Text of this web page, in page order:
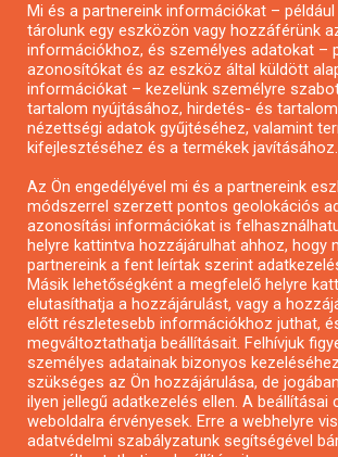
Pályázatírás civil szervezeteknek
Pályázatírás önkormányzatoknak
Pályázatfigyelés
Specifikus pályázatfigyelés vagy hírlevél
Pályázatok magánszemélyeknek
Pályázatok civil szervezeteknek
Pályázatok vállalkozásoknak
Önkormányzati pályázatok
Mezőgazdasági pályázatok
Falusi turizmus pályázatok
Napelem pályázatok
GINOP pályázatok
Mi és a partnereink információkat –
tárolunk egy eszközön vagy hozzáférünk
információkhoz, és személyes adatokat –
azonosítókat és az eszköz által küldött
információkat – kezelünk személyre
tartalom nyújtásához, hirdetés- és
nézettségi adatok gyűjtéséhez, valamint
kifejlesztéséhez és a termékek javításához.
Az Ön engedélyével mi és a partnereink
módszerrel szerzett pontos geolokációs
azonosítási információkat is
helyre kattintva hozzájárulhat ahhoz, hogy
partnereink a fent leírtak szerint
Másik lehetőségként a megfelelő helyre
elutasíthatja a hozzájárulást, vagy a
előtt részletesebb információkhoz juthat,
megváltoztathatja beállításait. Felhívjuk
személyes adatainak bizonyos
szükséges az Ön hozzájárulása, de
ilyen jellegű adatkezelés ellen. A beállításai
weboldalra érvényesek. Erre a webhelyre
adatvédelmi szabályzatunk segítségével